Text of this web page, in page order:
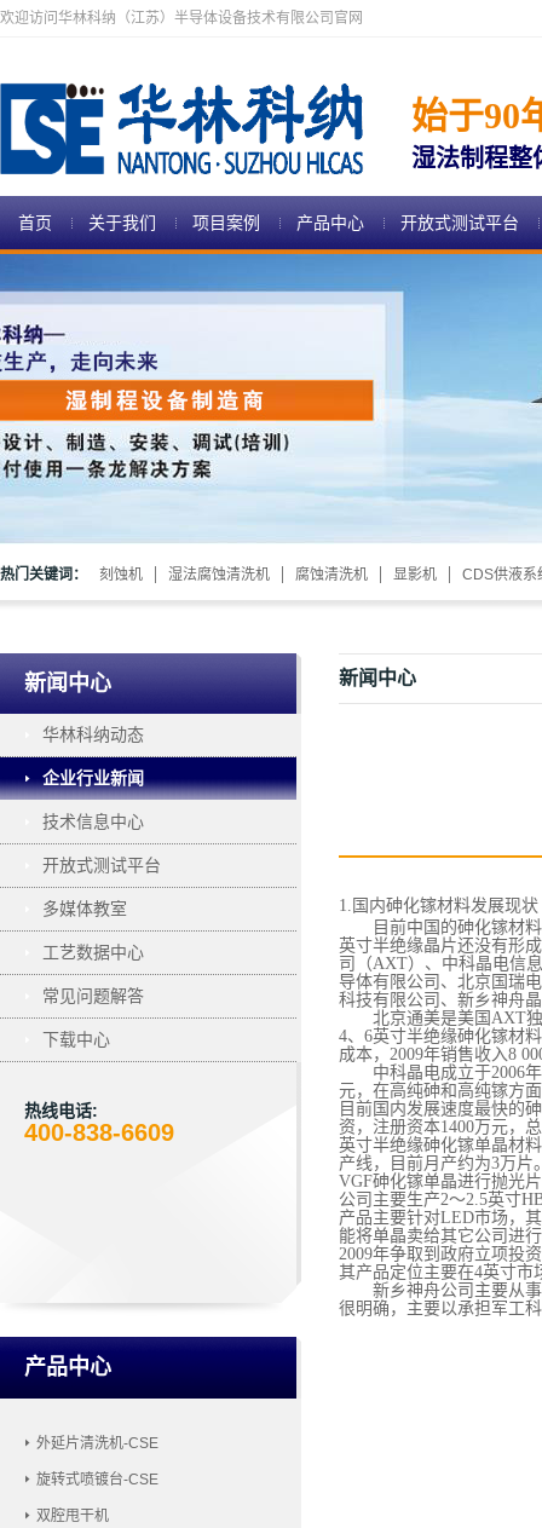
欢迎访问华林科纳（江苏）半导体设备技术有限公司官网
始于90
湿法制程整
首页 关于我们 项目案例 产品中心 开放式测试平台
热门关键词： 刻蚀机 湿法腐蚀清洗机 腐蚀清洗机 显影机 CDS供液系
新闻中心
华林科纳动态
企业行业新闻
技术信息中心
开放式测试平台
多媒体教室
工艺数据中心
常见问题解答
下载中心
热线电话:
400-838-6609
产品中心
外延片清洗机-CSE
旋转式喷镀台-CSE
双腔甩干机
新闻中心
1.国内砷化镓材料发展现状
目前中国的砷化镓材
英寸半绝缘晶片还没有形
司（AXT）、中科晶电信
导体有限公司、北京国瑞
科技有限公司、新乡神舟
北京通美是美国 AXT
4、6英寸半绝缘砷化镓材
成本，2009年销售收入8
中科晶电成立于2006
元，在高纯砷和高纯镓方
目前国内发展速度最快的
资，注册资本1400万元，
英寸半绝缘砷化镓单晶材
产线，目前月产约为3万
VGF砷化镓单晶进行抛光
公司主要生产2～2.5英寸
产品主要针对LED市场，
能将单晶卖给其它公司进
2009年争取到政府立项投
其产品定位主要在4英寸市
新乡神舟公司主要从事
很明确，主要以承担军工